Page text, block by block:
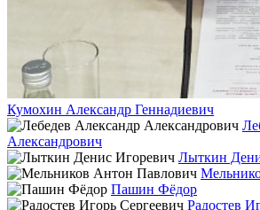
Кумохин Александр Геннадиевич
Александрович
Лыткин
Пашин Фёдор
Радостев